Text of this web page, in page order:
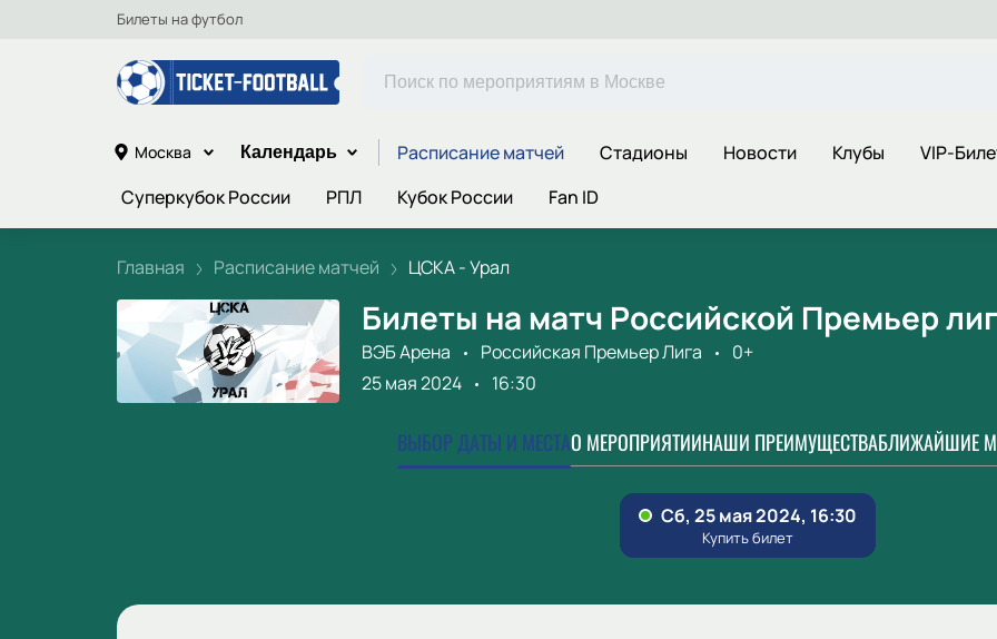
Билеты на футбол
Москва Календарь Расписание матчей Стадионы Новости Клубы VIP-
Суперкубок России
РПЛ Кубок России Fan ID
Главная Расписание матчей ЦСКА - Урал
Билеты на матч Российской Премьер
ВЭБ Арена Российская Премьер Лига
0+
25 мая 2024
16:30
ВЫБОР ДАТЫ И МЕСТАО МЕРОПРИЯТИИНАШИ ПРЕИМУЩЕСТВАБЛИЖАЙШИЕ